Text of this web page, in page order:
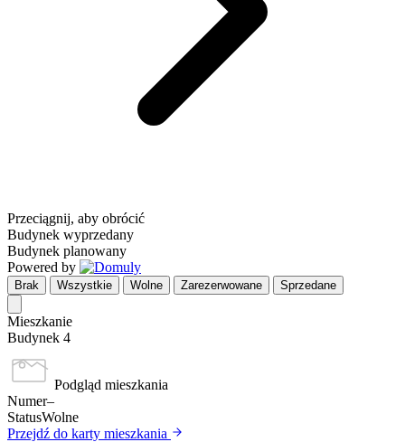
Przeciągnij, aby obrócić
Budynek wyprzedany
Budynek planowany
Powered by
Brak Wszystkie Wolne Zarezerwowane Sprzedane
Mieszkanie
Budynek 4
Podgląd mieszkania
Numer–
StatusWolne
Przejdź do karty mieszkania